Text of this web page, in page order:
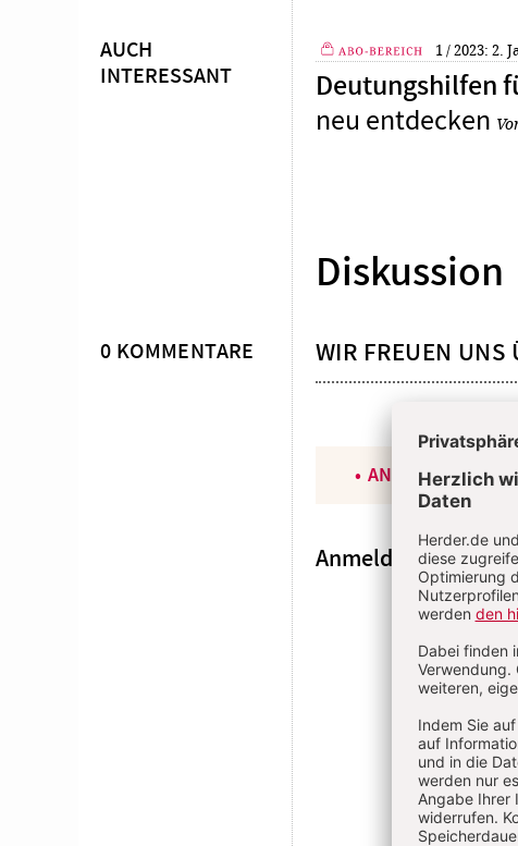
AUCH
INTERESSANT
Plus
1 / 2023: 2.
Deutungshilfen
neu entdecken
Diskussion
0 KOMMENTARE WIR FREUEN UNS
ANGEMELDET
Anmeldung
E-MAIL*
PASSWORT*